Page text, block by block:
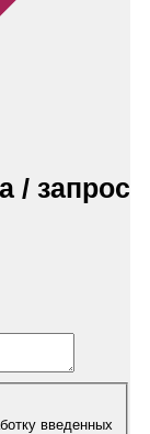
/ запрос
введенных